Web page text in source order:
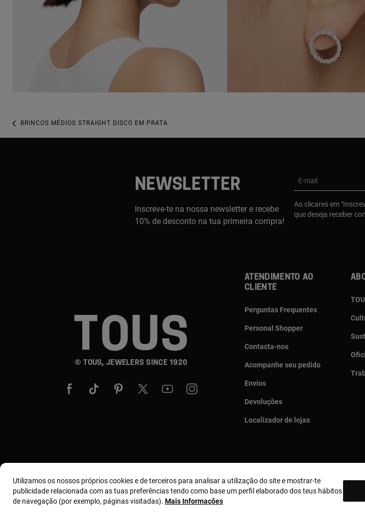
BRINCOS MÉDIOS STRAIGHT DISCO EM PRATA
NEWSLETTER
Inscreve-te na nossa newsletter e recebe
10% de desconto na tua primeira compra!
E-mail
Ao clicares em
que deseja receber
© TOUS, JEWELERS SINCE 1920
Atendimento ao
cliente
Perguntas Frequentes
Personal Shopper
Contacta-nos
Acompanhe seu pedido
Envios
Devoluções
Localizador de lojas
País e moeda:
Utilizamos os nossos próprios cookies e de terceiros para analisar a utilização do site e mostrar-te
publicidade relacionada com as tuas preferências tendo como base um perfil elaborado dos teus hábitos
de navegação (por exemplo, páginas visitadas). Mais Informações